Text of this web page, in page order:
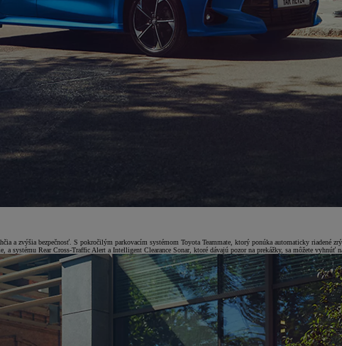
a zvýšia bezpečnosť. S pokročilým parkovacím systémom Toyota Teammate, ktorý ponúka automaticky riadené
Rear Cross-Traffic Alert a Intelligent Clearance Sonar, ktoré dávajú pozor na prekážky, sa môžete vyhnúť